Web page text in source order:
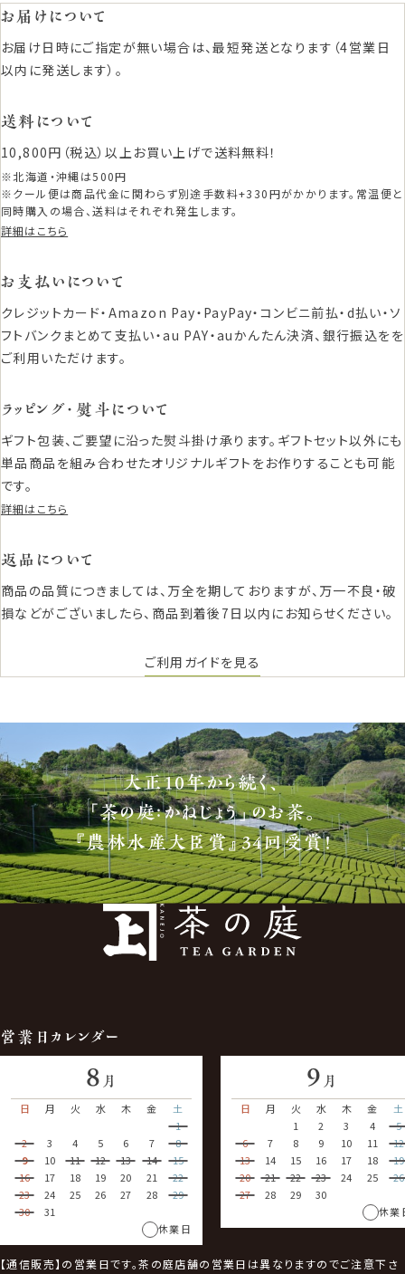
お届けについて
お届け日時にご指定が無い場合は、最短発送となります（4営業日
以内に発送します）。
送料について
10,800円（税込）以上お買い上げで送料無料！
※北海道・沖縄は500円
※クール便は商品代金に関わらず別途手数料+330円がかかります。常温便と
同時購入の場合、送料はそれぞれ発生します。
詳細はこちら
お支払いについて
クレジットカード・Amazon Pay・PayPay・コンビニ前払・d払い・ソ
フトバンクまとめて支払い・au PAY・auかんたん決済、銀行振込をを
ご利用いただけます。
ラッピング・熨斗について
ギフト包装、ご要望に沿った熨斗掛け承ります。ギフトセット以外にも
単品商品を組み合わせたオリジナルギフトをお作りすることも可能
です。
詳細はこちら
返品について
商品の品質につきましては、万全を期しておりますが、万一不良・破
損などがございましたら、商品到着後7日以内にお知らせください。
ご利用ガイドを見る
大正10年から続く、
「茶の庭：かねじょう」のお茶。
『農林水産大臣賞』34回受賞！
営業日カレンダー
8 月
日
月 火 水 木 金
土
1
2
3 4 5 6 7
8
9
10 11 12 13 14
15
16
17 18 19 20 21
22
23
24 25 26 27 28
29
30
31
休業日
9 月
日
月 火 水 木 金
土
1
2 3 4
5
6
7 8 9 10 11
12
13
14 15 16 17 18
19
20
21 22 23 24 25
26
27
28 29
30
休業
【通信販売】の営業日です。茶の庭店舗の営業日は異なりますのでご注意下さ